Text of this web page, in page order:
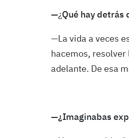
—¿Qué hay detrás
—La vida a veces
hacemos,
adelante. De esa
—¿Imaginabas